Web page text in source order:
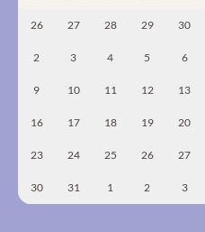
26 27 28 29 30
2 3 4 5 6
9 10 11 12 13
16 17 18 19 20
23 24 25 26 27
30 31 1 2 3